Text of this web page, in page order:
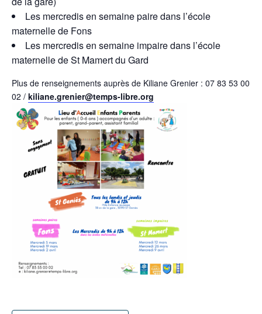
Les mercredis en semaine paire dans l’école
maternelle de Fons
Les mercredis en semaine impaire dans l’école
maternelle de St Mamert du Gard
Plus de renseignements auprès de Kiliane Grenier : 07 83 53 00
02 / kiliane.grenier@temps-libre.org